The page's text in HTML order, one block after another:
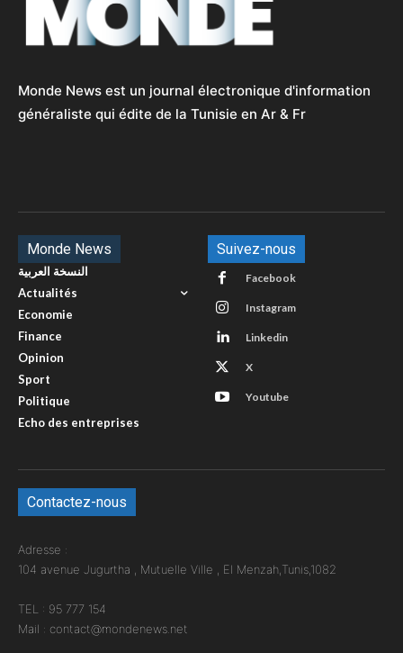
Monde News est un journal électronique d'information
généraliste qui édite de la Tunisie en Ar & Fr
Monde News
النسخة العربية
Actualités
Economie
Finance
Opinion
Sport
Politique
Echo des entreprises
Suivez-nous
Facebook
Instagram
Linkedin
X
Youtube
Contactez-nous
Adresse :
104 avenue Jugurtha , Mutuelle Ville , El Menzah,Tunis,1082
TEL : 95 777 154
Mail : contact@mondenews.net